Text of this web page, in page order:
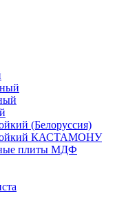
(Белоруссия)
КАСТАМОНУ
плиты МДФ